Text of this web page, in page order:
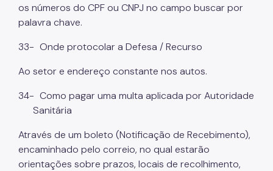
os números do CPF ou CNPJ no campo buscar por
palavra chave.
33- Onde protocolar a Defesa / Recurso
Ao setor e endereço constante nos autos.
34- Como pagar uma multa aplicada por Autoridade
Sanitária
Através de um boleto (Notificação de Recebimento),
encaminhado pelo correio, no qual estarão
orientações sobre prazos, locais de recolhimento,